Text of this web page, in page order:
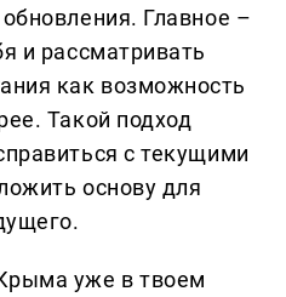
Главное –
и рассматривать
как возможность
Такой подход
с текущими
основу для
уже в твоем